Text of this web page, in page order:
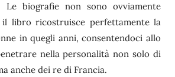
Le biografie non sono ovviamente
libro ricostruisce perfettamente la
in quegli anni, consentendoci allo
nella personalità non solo di
anche dei re di Francia.